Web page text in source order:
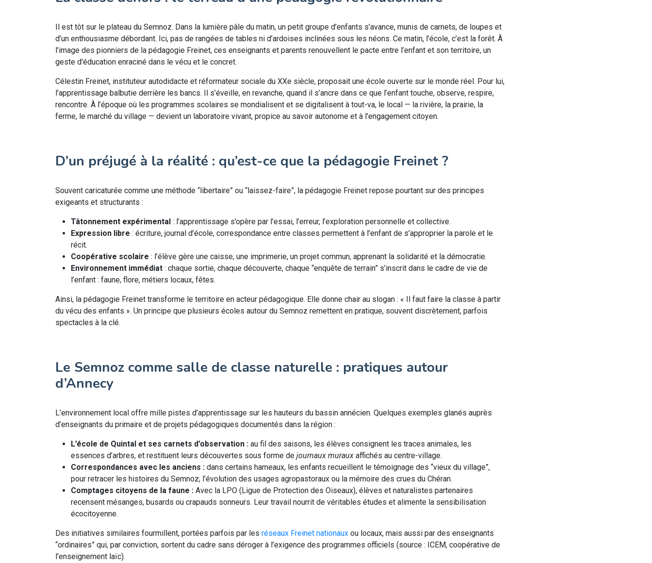
Il est tôt sur le plateau du Semnoz. Dans la lumière pâle du matin, un petit groupe d’enfants s’avance, munis de carnets, de loupes et
d’un enthousiasme débordant. Ici, pas de rangées de tables ni d’ardoises inclinées sous les néons. Ce matin, l’école, c’est la forêt. À
l’image des pionniers de la pédagogie Freinet, ces enseignants et parents renouvellent le pacte entre l’enfant et son territoire, un
geste d'éducation enraciné dans le vécu et le concret.
Célestin Freinet, instituteur autodidacte et réformateur sociale du XXe siècle, proposait une école ouverte sur le monde réel. Pour lui,
l’apprentissage balbutie derrière les bancs. Il s’éveille, en revanche, quand il s’ancre dans ce que l’enfant touche, observe, respire,
rencontre. À l’époque où les programmes scolaires se mondialisent et se digitalisent à tout-va, le local — la rivière, la prairie, la
ferme, le marché du village — devient un laboratoire vivant, propice au savoir autonome et à l'engagement citoyen.
D’un préjugé à la réalité : qu’est-ce que la pédagogie Freinet ?
Souvent caricaturée comme une méthode “libertaire” ou “laissez-faire”, la pédagogie Freinet repose pourtant sur des principes
exigeants et structurants :
Tâtonnement expérimental : l’apprentissage s’opère par l’essai, l’erreur, l’exploration personnelle et collective.
Expression libre : écriture, journal d’école, correspondance entre classes permettent à l’enfant de s’approprier la parole et le
récit.
Coopérative scolaire : l’élève gère une caisse, une imprimerie, un projet commun, apprenant la solidarité et la démocratie.
Environnement immédiat : chaque sortie, chaque découverte, chaque “enquête de terrain” s’inscrit dans le cadre de vie de
l’enfant : faune, flore, métiers locaux, fêtes.
Ainsi, la pédagogie Freinet transforme le territoire en acteur pédagogique. Elle donne chair au slogan : « Il faut faire la classe à partir
du vécu des enfants ». Un principe que plusieurs écoles autour du Semnoz remettent en pratique, souvent discrètement, parfois
spectacles à la clé.
Le Semnoz comme salle de classe naturelle : pratiques autour
d’Annecy
L’environnement local offre mille pistes d’apprentissage sur les hauteurs du bassin annécien. Quelques exemples glanés auprès
d’enseignants du primaire et de projets pédagogiques documentés dans la région :
L’école de Quintal et ses carnets d’observation : au fil des saisons, les élèves consignent les traces animales, les
essences d’arbres, et restituent leurs découvertes sous forme de journaux muraux affichés au centre-village.
Correspondances avec les anciens : dans certains hameaux, les enfants recueillent le témoignage des “vieux du village”,
pour retracer les histoires du Semnoz, l’évolution des usages agropastoraux ou la mémoire des crues du Chéran.
Comptages citoyens de la faune : Avec la LPO (Ligue de Protection des Oiseaux), élèves et naturalistes partenaires
recensent mésanges, busards ou crapauds sonneurs. Leur travail nourrit de véritables études et alimente la sensibilisation
écocitoyenne.
Des initiatives similaires fourmillent, portées parfois par les réseaux Freinet nationaux ou locaux, mais aussi par des enseignants
“ordinaires” qui, par conviction, sortent du cadre sans déroger à l’exigence des programmes officiels (source : ICEM, coopérative de
l’enseignement laïc).